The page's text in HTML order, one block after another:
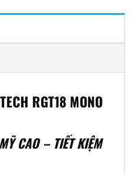
RGT18 MONO
CAO – TIẾT KIỆM